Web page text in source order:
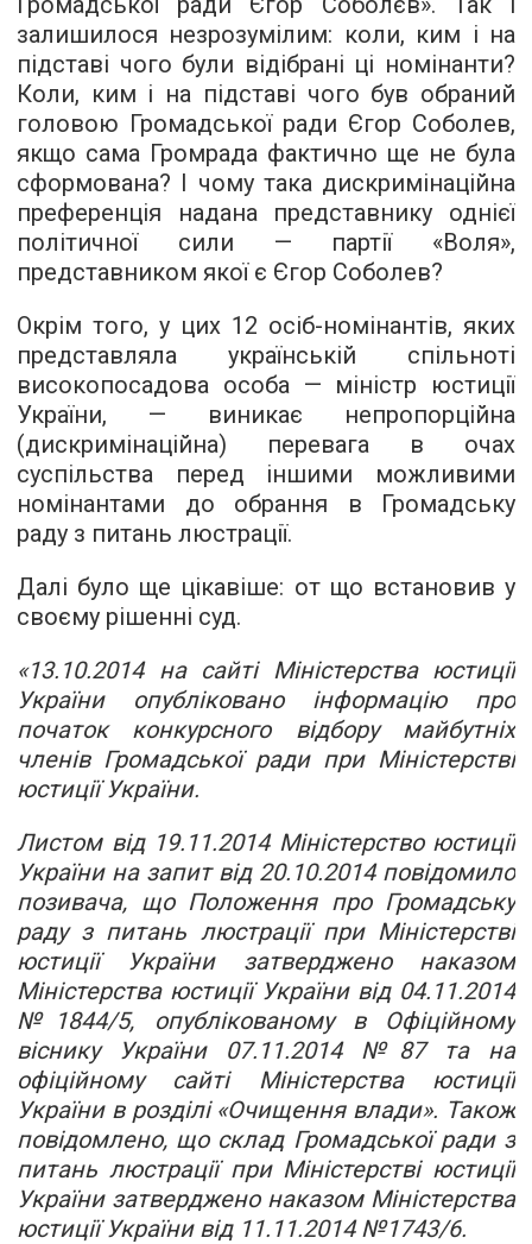
залишилося незрозумілим: коли, ким і на
підставі чого були відібрані ці номінанти?
Коли, ким і на підставі чого був обраний
головою Громадської ради Єгор Соболев,
якщо сама Громрада фактично ще не була
сформована? І чому така дискримінаційна
преференція надана представнику однієї
політичної сили — партії «Воля»,
представником якої є Єгор Соболев?
Окрім того, у цих 12 осіб-номінантів, яких
представляла українській спільноті
високопосадова особа — міністр юстиції
України, — виникає непропорційна
(дискримінаційна) перевага в очах
суспільства перед іншими можливими
номінантами до обрання в Громадську
раду з питань люстрації.
Далі було ще цікавіше: от що встановив у
своєму рішенні суд.
«13.10.2014 на сайті Міністерства юстиції
України опубліковано інформацію про
початок конкурсного відбору майбутніх
членів Громадської ради при Міністерстві
юстиції України.
Листом від 19.11.2014 Міністерство юстиції
України на запит від 20.10.2014 повідомило
позивача, що Положення про Громадську
раду з питань люстрації при Міністерстві
юстиції України затверджено наказом
Міністерства юстиції України від 04.11.2014
№1844/5, опублікованому в Офіційному
віснику України 07.11.2014 №87 та на
офіційному сайті Міністерства юстиції
України в розділі «Очищення влади». Також
повідомлено, що склад Громадської ради з
питань люстрації при Міністерстві юстиції
України затверджено наказом Міністерства
юстиції України від 11.11.2014 №1743/6.